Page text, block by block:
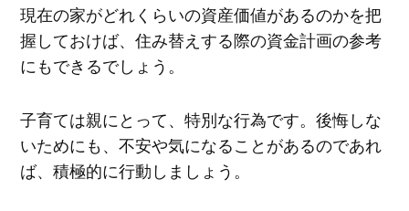
現在の家がどれくらいの資産価値があるのかを把
握しておけば、住み替えする際の資金計画の参考
にもできるでしょう。
子育ては親にとって、特別な行為です。後悔しな
いためにも、不安や気になることがあるのであれ
ば、積極的に行動しましょう。